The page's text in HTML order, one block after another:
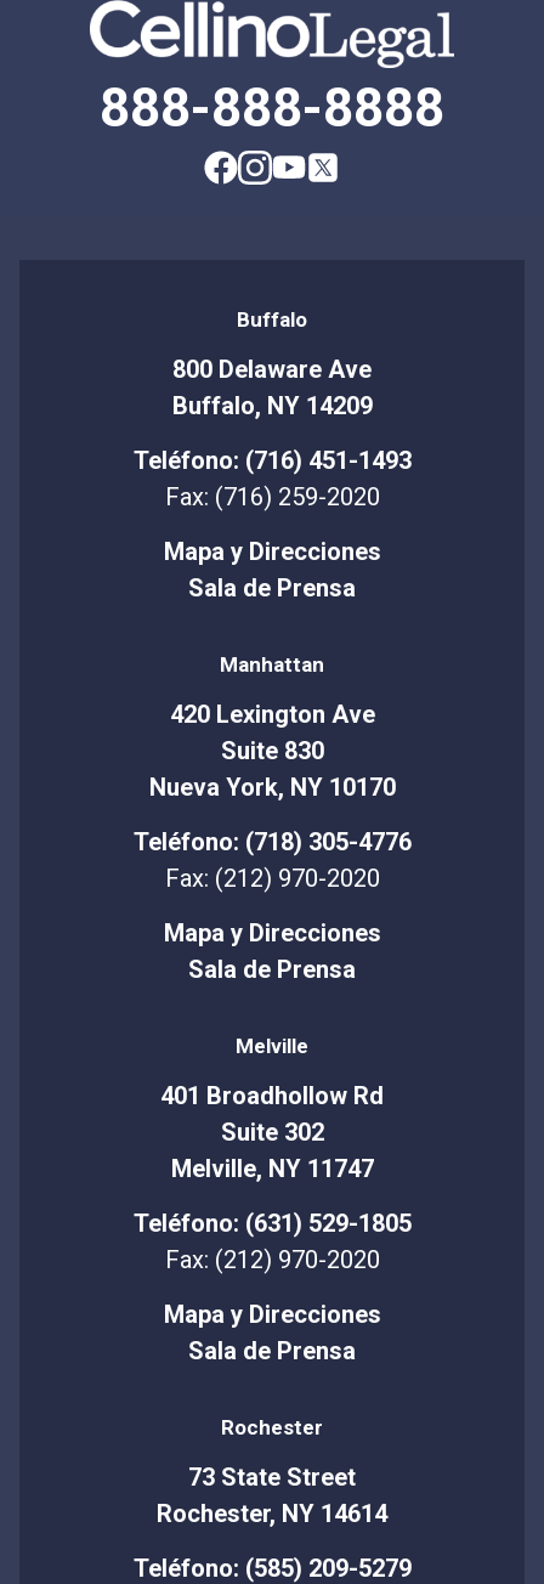
888-888-8888
Buffalo
800 Delaware Ave
Buffalo, NY 14209
Teléfono: (716) 451-1493
Fax: (716) 259-2020
Mapa y Direcciones
Sala de Prensa
Manhattan
420 Lexington Ave
Suite 830
Nueva York, NY 10170
Teléfono: (718) 305-4776
Fax: (212) 970-2020
Mapa y Direcciones
Sala de Prensa
Melville
401 Broadhollow Rd
Suite 302
Melville, NY 11747
Teléfono: (631) 529-1805
Fax: (212) 970-2020
Mapa y Direcciones
Sala de Prensa
Rochester
73 State Street
Rochester, NY 14614
Teléfono: (585) 209-5279